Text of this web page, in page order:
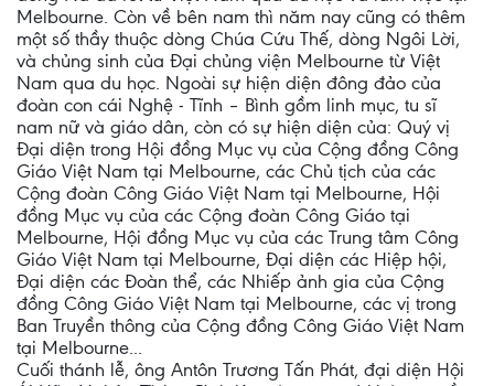
Melbourne. Còn về bên nam thì năm nay cũng có thêm
một số thầy thuộc dòng Chúa Cứu Thế, dòng Ngôi Lời,
và chủng sinh của Đại chủng viện Melbourne từ Việt
Nam qua du học. Ngoài sự hiện diện đông đảo của
đoàn con cái Nghệ - Tĩnh – Bình gồm linh mục, tu sĩ
nam nữ và giáo dân, còn có sự hiện diện của: Quý vị
Đại diện trong Hội đồng Mục vụ của Cộng đồng Công
Giáo Việt Nam tại Melbourne, các Chủ tịch của các
Cộng đoàn Công Giáo Việt Nam tại Melbourne, Hội
đồng Mục vụ của các Cộng đoàn Công Giáo tại
Melbourne, Hội đồng Mục vụ của các Trung tâm Công
Giáo Việt Nam tại Melbourne, Đại diện các Hiệp hội,
Đại diện các Đoàn thể, các Nhiếp ảnh gia của Cộng
đồng Công Giáo Việt Nam tại Melbourne, các vị trong
Ban Truyền thông của Cộng đồng Công Giáo Việt Nam
tại Melbourne...
Cuối thánh lễ, ông Antôn Trương Tấn Phát, đại diện Hội